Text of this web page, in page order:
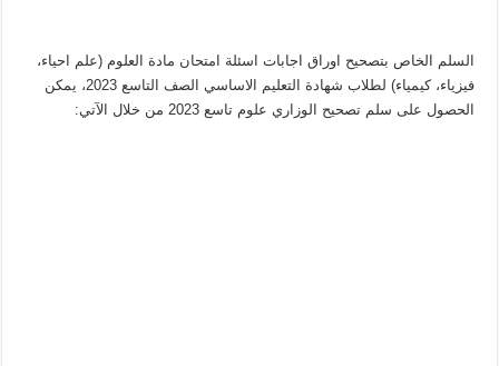
مغلقة
السلم الخاص بتصحيح اوراق اجابات اسئلة امتحان مادة العلوم (علم احياء،
فيزياء، كيمياء) لطلاب شهادة التعليم الاساسي الصف التاسع 2023، يمكن
الحصول على سلم تصحيح الوزاري علوم تاسع 2023 من خلال الآتي: